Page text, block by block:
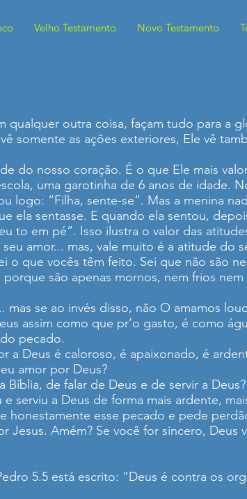
Velho Testamento Novo Testamento
outra coisa, façam tudo para a
somente as ações exteriores, Ele vê
do nosso coração. É o que Ele mais
uma garotinha de 6 anos de idade.
logo: “Filha, sente-se”. Mas a menina
ela sentasse. E quando ela sentou,
to em pé”. Isso ilustra o valor das
amor... mas, vale muito é a atitude do
o que vocês têm feito. Sei que não são
são apenas mornos, nem frios
se ao invés disso, não O amamos
assim como que pr’o gasto, é como
pecado.
a Deus é caloroso, é apaixonado, é
amor por Deus?
de falar de Deus e de servir a Deus?
serviu a Deus de forma mais ardente,
honestamente esse pecado e pede
Amém? Se você for sincero, Deus
5.5 está escrito: “Deus é contra os